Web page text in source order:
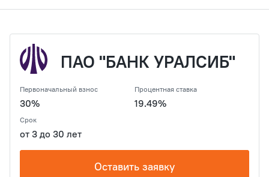
ПАО "БАНК УРАЛСИБ"
Первоначальный взнос
30%
Процентная ставка
19.49%
Срок
от 3 до 30 лет
Оставить заявку